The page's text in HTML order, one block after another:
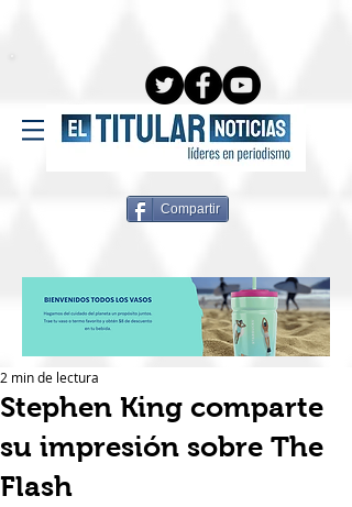
Compartir
Stephen King comparte
su impresión sobre The
Flash
2 min de lectura